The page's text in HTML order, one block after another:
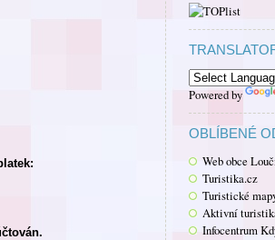
Powered by
OBLÍBENÉ
Web obce
Turistika.cz
Turistické
Aktivní
Infocentrum